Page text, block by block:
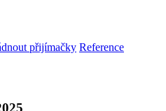
přijímačky Reference